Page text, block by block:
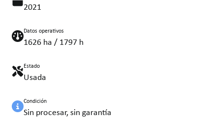
2021
Datos operativos
1626 ha / 1797 h
Estado
Usada
Condición
Sin procesar, sin garantía